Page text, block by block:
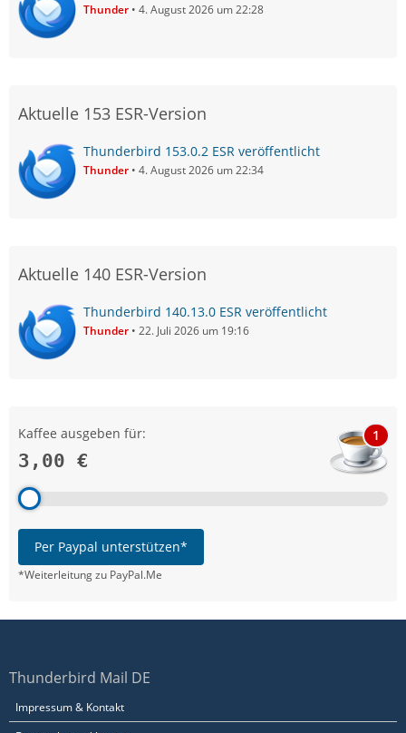
Thunder 4. August 2026 um 22:28
Aktuelle 153 ESR-Version
Thunderbird 153.0.2 ESR veröffentlicht
Thunder 4. August 2026 um 22:34
Aktuelle 140 ESR-Version
Thunderbird 140.13.0 ESR veröffentlicht
Thunder 22. Juli 2026 um 19:16
Kaffee ausgeben für:
3,00 €
1
Per Paypal unterstützen*
*Weiterleitung zu PayPal.Me
Thunderbird Mail DE
Impressum & Kontakt